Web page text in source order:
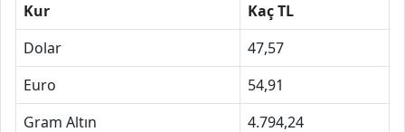
Kur
Kaç TL
Dolar
47,57
Euro
54,91
Gram Altın
4.794,24